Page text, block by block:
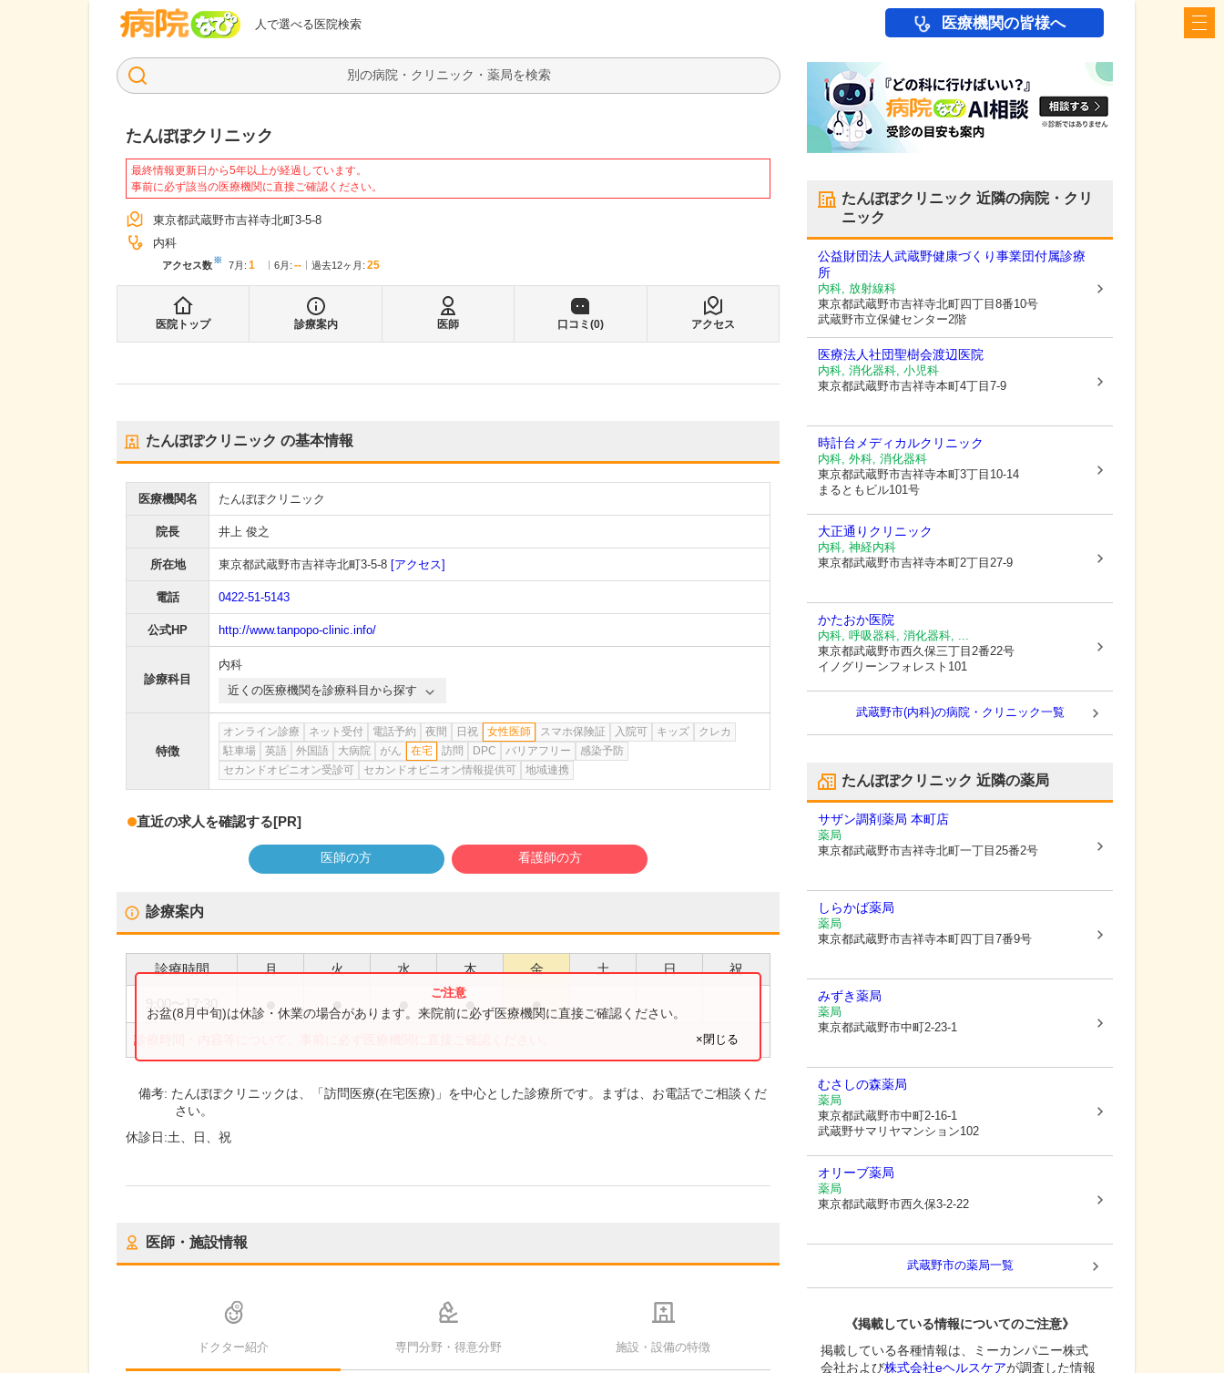
人で選べる医院検索
病院なび 医療機関の皆様へ
検索
たんぽぽクリニック
最終情報更新日から5年以上が経過しています。
事前に必ず該当の医療機関に直接ご確認ください。
東京都武蔵野市吉祥寺北町3-5-8
内科
アクセス数※ 7月 : 1 6月 : -- 過去12ヶ月: 25
医院トップ 診療案内 医師 口コミ(0) アクセス
たんぽぽクリニック の基本情報
医療機関名 たんぽぽクリニック
院長 井上 俊之
所在地 東京都武蔵野市吉祥寺北町3-5-8 [アクセス]
電話 0422-51-5143
公式HP http://www.tanpopo-clinic.info/
診療科目
内科
近くの医療機関を診療科目から探す
特徴
オンライン診療 ネット受付 電話予約 夜間 日祝 女性医師 スマホ保険証 入院可 キッズ
クレカ
駐車場
英語 外国語 大病院 がん 在宅 訪問 DPC バリアフリー
感染予防
セカンドオピニオン受診可
セカンドオピニオン情報提供可 地域連携
直近の求人を確認する[PR]
医師の方 看護師の方
診療案内
診療時間 月 火 水 木 金 土 日 祝
9:00 17:30 ● ● ● ●
診療時間・内容等について、事前に必ず医療機関に直接ご確認ください。
お盆(8月中旬)は休診・休業の場合があります。来院前に必ず医療機関に直接ご確認ください。
×閉じる
備考: たんぽぽクリニックは、「訪問医療(在宅医療)」を中心とした診療所です。まずは、お電話でご相談くだ
さい。
休診日:土、日、祝
医師・施設情報
ドクター紹介 専門分野・得意分野 施設・設備の特徴
たんぽぽクリニック 近隣の病院・クリ
ニック
公益財団法人武蔵野健康づくり事業団付属診療
所
内科, 放射線科
東京都武蔵野市吉祥寺北町四丁目8番10号
武蔵野市立保健センター2階
医療法人社団聖樹会渡辺医院
内科, 消化器科, 小児科
東京都武蔵野市吉祥寺本町4丁目7-9
時計台メディカルクリニック
内科, 外科, 消化器科
東京都武蔵野市吉祥寺本町3丁目10-14
まるともビル101号
大正通りクリニック
内科, 神経内科
東京都武蔵野市吉祥寺本町2丁目27-9
かたおか医院
内科, 呼吸器科, 消化器科, ...
東京都武蔵野市西久保三丁目2番22号
イノグリーンフォレスト101
武蔵野市(内科)の病院・クリニック一覧
たんぽぽクリニック 近隣の薬局
サザン調剤薬局 本町店
薬局
東京都武蔵野市吉祥寺北町一丁目25番2号
しらかば薬局
薬局
東京都武蔵野市吉祥寺本町四丁目7番9号
みずき薬局
薬局
東京都武蔵野市中町2-23-1
むさしの森薬局
薬局
東京都武蔵野市中町2-16-1
武蔵野サマリヤマンション102
オリーブ薬局
薬局
東京都武蔵野市西久保3-2-22
武蔵野市の薬局一覧
《掲載している情報についてのご注意》
掲載している各種情報は、ミーカンパニー株式
会社および株式会社eヘルスケアが調査した情報